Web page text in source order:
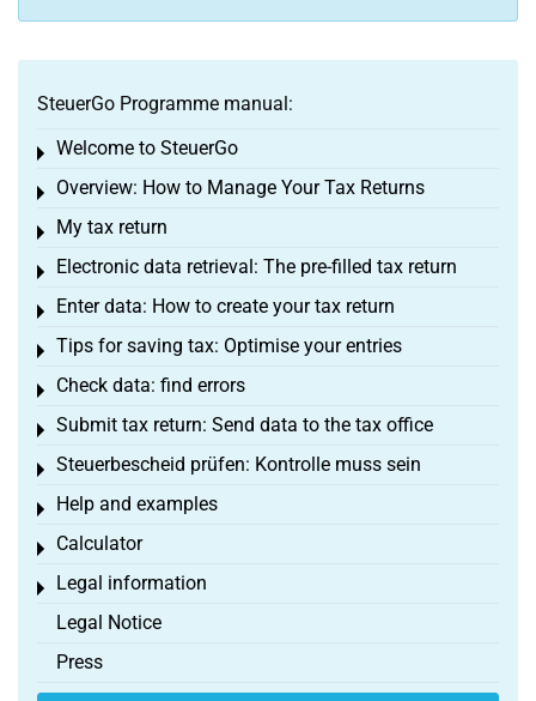
SteuerGo Programme manual:
Welcome to SteuerGo
Toggle menu
Overview: How to Manage Your Tax Returns
Toggle menu
My tax return
Toggle menu
Electronic data retrieval: The pre-filled tax return
Toggle menu
Enter data: How to create your tax return
Toggle menu
Tips for saving tax: Optimise your entries
Toggle menu
Check data: find errors
Toggle menu
Submit tax return: Send data to the tax office
Toggle menu
Steuerbescheid prüfen: Kontrolle muss sein
Toggle menu
Help and examples
Toggle menu
Calculator
Toggle menu
Legal information
Toggle menu
Legal Notice
Press